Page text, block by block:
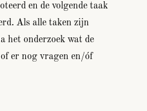
en de volgende taak
Als alle taken zijn
het onderzoek wat de
er nog vragen en/óf